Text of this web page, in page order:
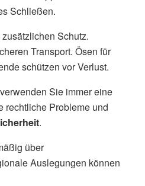
Schließen.
Schutz.
Transport. Ösen für
schützen vor Verlust.
verwenden Sie immer eine
rechtliche Probleme und
.
über
Auslegungen können